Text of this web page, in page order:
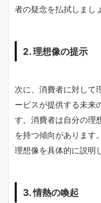
者の疑念を払拭しまし
2. 理想像の提示
次に、消費者に対して
ービスが提供する未来
す。消費者は自分の理
を持つ傾向があります
理想像を具体的に説明
3. 情熱の喚起